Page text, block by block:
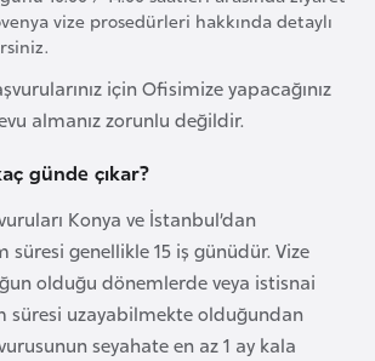
vize prosedürleri hakkında detaylı
için Ofisimize yapacağınız
almanız zorunlu değildir.
günde çıkar?
Konya ve İstanbul’dan
süresi genellikle 15 iş günüdür. Vize
olduğu dönemlerde veya istisnai
süresi uzayabilmekte olduğundan
seyahate en az 1 ay kala